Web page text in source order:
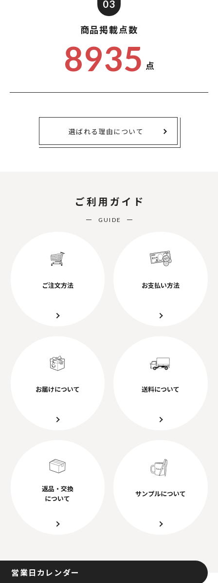
03
商品掲載点数
8935 点
選ばれる理由について
ご利用ガイド
GUIDE
ご注文方法 お支払い方法
お届けについて 送料について
返品・交換
について
サンプルについて
営業日カレンダー